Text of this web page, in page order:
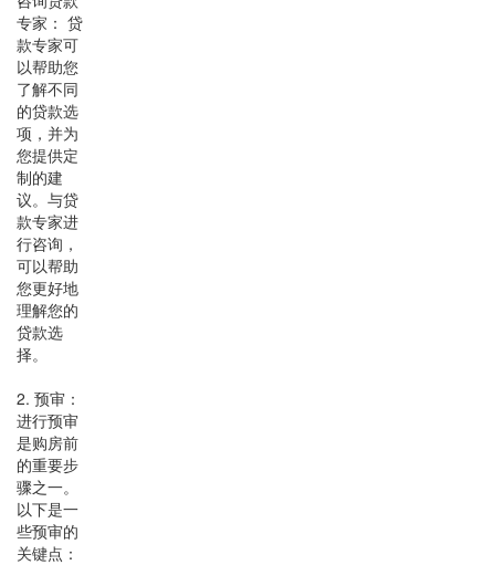
专家： 贷
款专家可
以帮助您
了解不同
的贷款选
项，并为
您提供定
制的建
议。与贷
款专家进
行咨询，
可以帮助
您更好地
理解您的
贷款选
择。
2. 预审：
进行预审
是购房前
的重要步
骤之一。
以下是一
些预审的
关键点：